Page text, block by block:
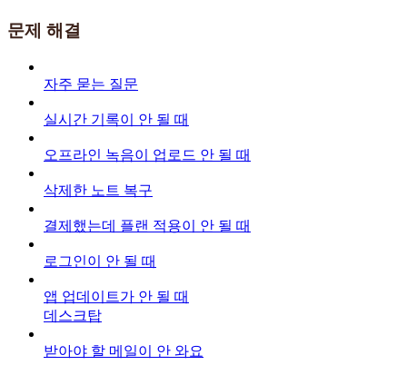
문제 해결
자주 묻는 질문
실시간 기록이 안 될 때
오프라인 녹음이 업로드 안 될 때
삭제한 노트 복구
결제했는데 플랜 적용이 안 될 때
로그인이 안 될 때
앱 업데이트가 안 될 때
데스크탑
받아야 할 메일이 안 와요